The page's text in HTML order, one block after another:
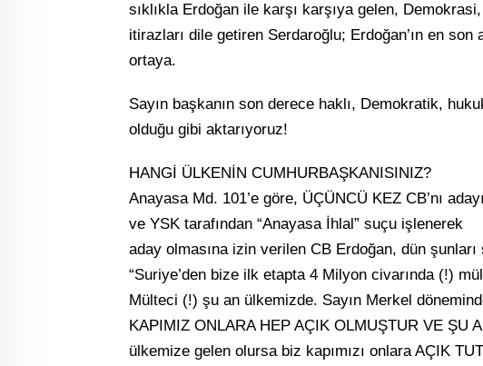
sıklıkla Erdoğan ile karşı karşıya gelen,
itirazları dile getiren Serdaroğlu; Erdoğan’ın en
ortaya.
Sayın başkanın son derece haklı, Demokratik,
olduğu gibi aktarıyoruz!
HANGİ ÜLKENİN CUMHURBAŞKANISINIZ?
Anayasa Md. 101’e göre, ÜÇÜNCÜ KEZ CB’nı
ve YSK tarafından “Anayasa İhlal” suçu işlenerek
aday olmasına izin verilen CB Erdoğan, dün şunları
“Suriye’den bize ilk etapta 4 Milyon civarında (!)
Mülteci (!) şu an ülkemizde. Sayın Merkel
KAPIMIZ ONLARA HEP AÇIK OLMUŞTUR VE ŞU
ülkemize gelen olursa biz kapımızı onlara AÇIK